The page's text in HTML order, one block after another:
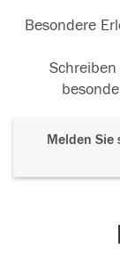
Besondere
Melden Sie